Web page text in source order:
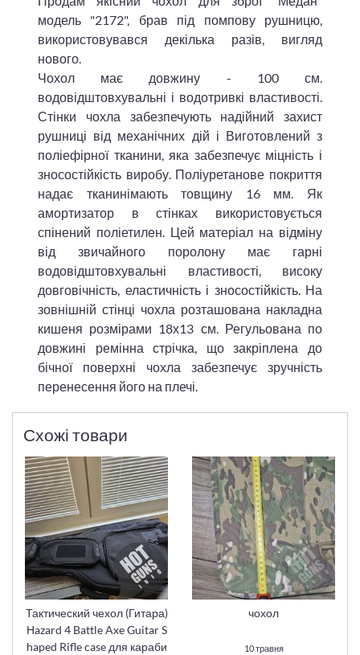
модель "2172", брав під помпову рушницю,
використовувався декілька разів, вигляд
нового.
Чохол має довжину - 100 см.
водовідштовхувальні і водотривкі властивості.
Стінки чохла забезпечують надійний захист
рушниці від механічних дій і Виготовлений з
поліефірної тканини, яка забезпечує міцність і
зносостійкість виробу. Поліуретанове покриття
надає тканинімають товщину 16 мм. Як
амортизатор в стінках використовується
спінений поліетилен. Цей матеріал на відміну
від звичайного поролону має гарні
водовідштовхувальні властивості, високу
довговічність, еластичність і зносостійкість. На
зовнішній стінці чохла розташована накладна
кишеня розмірами 18х13 см. Регульована по
довжині ремінна стрічка, що закріплена до
бічної поверхні чохла забезпечує зручність
перенесення його на плечі.
Схожі товари
Тактический чехол (Гитара)
Нazard 4 Battle Axe Guitar S
haped Rifle case для караби
чохол
10 травня